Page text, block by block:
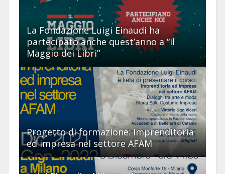
La Fondazione Luigi Einaudi ha
partecipato anche quest’anno a “Il
Maggio dei Libri”
Progetto di formazione: Imprenditoria
ed impresa nel settore AFAM